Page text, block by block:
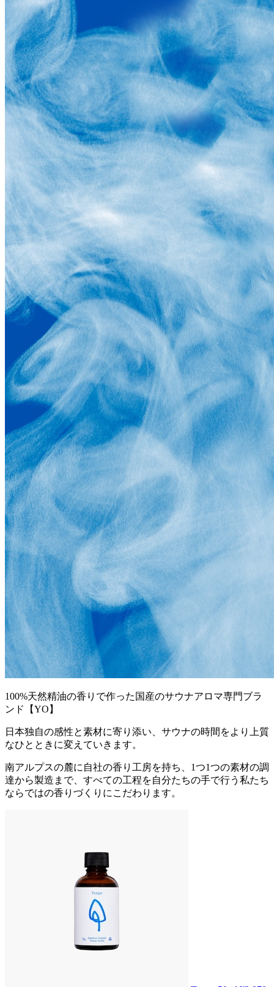
100%天然精油の香りで作った国産のサウナアロマ専門ブラ
ンド【YO】
日本独自の感性と素材に寄り添い、サウナの時間をより上質
なひとときに変えていきます。
南アルプスの麓に自社の香り工房を持ち、1つ1つの素材の調
達から製造まで、 すべての工程を自分たちの手で行う私たち
ならではの香りづくりにこだわります。